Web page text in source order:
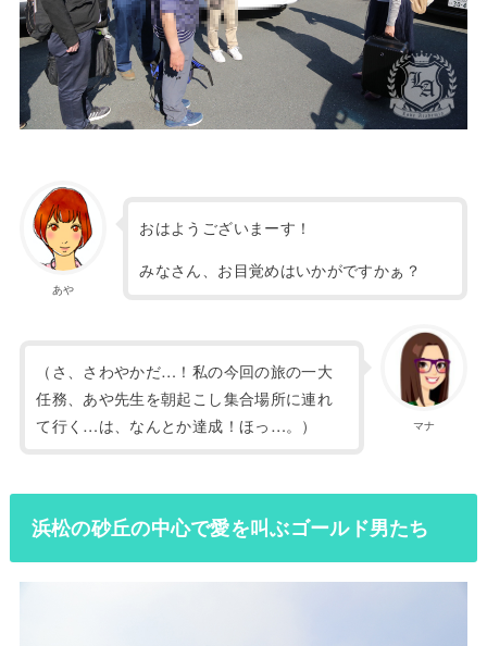
あや
おはようございまーす！
みなさん、お目覚めはいかがですかぁ？
マナ
（さ、さわやかだ…！私の今回の旅の一大
任務、あや先生を朝起こし集合場所に連れ
て行く…は、なんとか達成！ほっ…。）
浜松の砂丘の中心で愛を叫ぶゴールド男たち